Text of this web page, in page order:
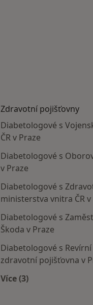
Zdravotní pojišťovny
Diabetologové s
ČR v Praze
Diabetologové s
v Praze
Diabetologové s
ministerstva vnitra ČR v
Diabetologové s
Škoda v Praze
Diabetologové s
zdravotní pojišťovna v
Více (3)